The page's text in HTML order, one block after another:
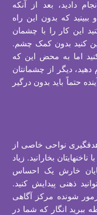
دادید، بعد از آنکه
ببینید که بدون این راه
این کار را با چشمان
کنید بدون کمک چشم.
اما به محض این که
دیگر از چشمانتان
حتماً باید بدون درگیر
نواحی خاصی از
بخارانید. زیاد
خارش یک احساس
ذهنی پیدایش کنید.
شونده مرکز آگاهی
انگار که شما در